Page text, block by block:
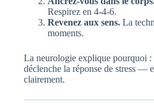
Respirez en 4-4-6.
Revenez aux sens. La
moments.
La neurologie explique pourquoi
déclenche la réponse de stress —
clairement.